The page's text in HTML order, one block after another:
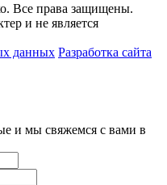
Все права защищены.
и не является
данных Разработка сайта
и мы свяжемся с вами в